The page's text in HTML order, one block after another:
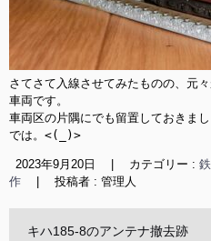
さてさて入線させてみたものの、元
車両です。
車両区の片隅にでも留置しておきまし
では。<(_)>
2023年9月20日 カテゴリー :
作
投稿者 : 管理人
キハ185-8のアンテナ撤去跡